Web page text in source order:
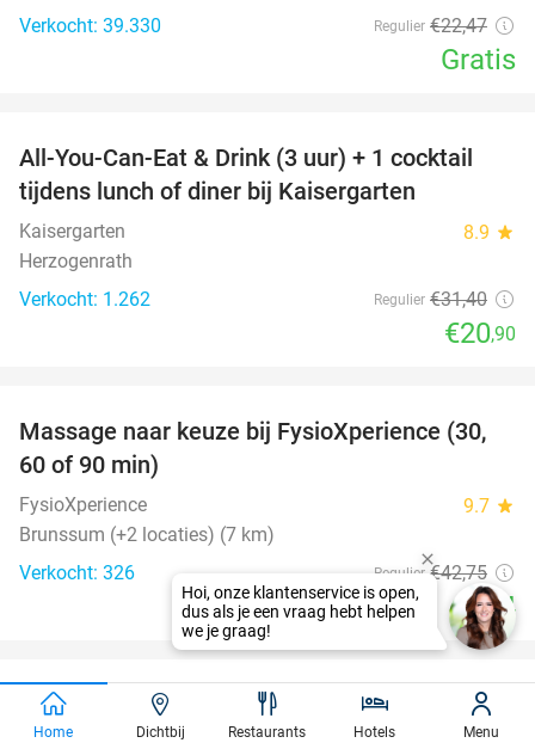
Verkocht: 39.330
Regulier €22,47
Gratis
33%
All-You-Can-Eat & Drink (3 uur) + 1 cocktail
tijdens lunch of diner bij Kaisergarten
Kaisergarten 8.9 star
Herzogenrath
Verkocht: 1.262
Regulier €31,40
€20,90
44%
Massage naar keuze bij FysioXperience (30,
60 of 90 min)
FysioXperience 9.7 star
Brunssum (+2 locaties) (7 km)
Verkocht: 326
Regulier €42,75
€24
45%
favorite_border
Overnachting voor 2 + ontbijt + VIP-card
Maasmechelen Village in Genk
Home Dichtbij Restaurants Hotels Menu